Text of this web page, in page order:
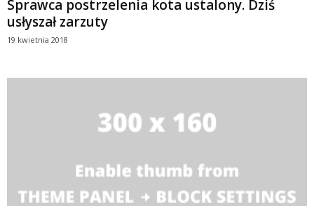
Sprawca postrzelenia kota ustalony. Dziś
usłyszał zarzuty
19 kwietnia 2018